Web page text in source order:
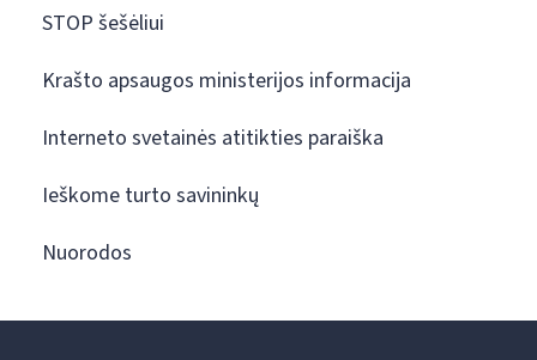
STOP šešėliui
Krašto apsaugos ministerijos informacija
Interneto svetainės atitikties paraiška
Ieškome turto savininkų
Nuorodos